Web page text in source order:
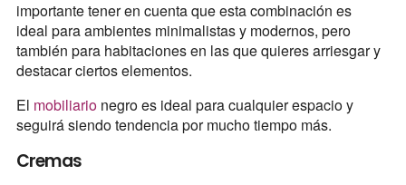
importante tener en cuenta que esta combinación es
ideal para ambientes minimalistas y modernos, pero
también para habitaciones en las que quieres arriesgar y
destacar ciertos elementos.
El mobiliario negro es ideal para cualquier espacio y
seguirá siendo tendencia por mucho tiempo más.
Cremas